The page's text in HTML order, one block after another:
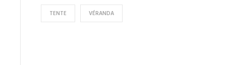
TENTE VÉRANDA